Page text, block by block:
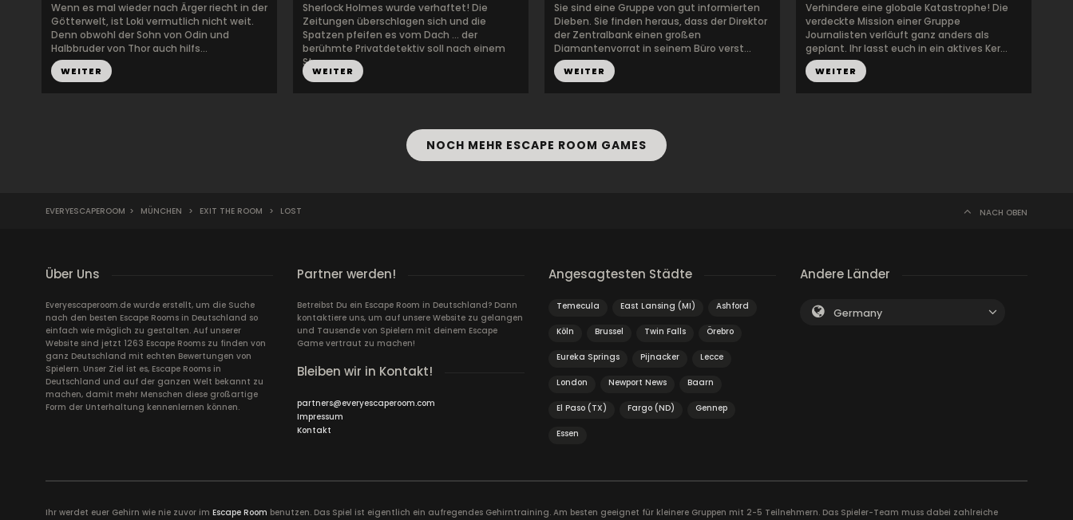
Wenn es mal wieder nach Ärger riecht in der
Götterwelt, ist Loki vermutlich nicht weit.
Denn obwohl der Sohn von Odin und
Halbbruder von Thor auch hilfs...
WEITER
Sherlock Holmes wurde verhaftet! Die
Zeitungen überschlagen sich und die
Spatzen pfeifen es vom Dach … der
berühmte Privatdetektiv soll nach einem
Stre...
WEITER
Sie sind eine Gruppe von gut informierten
Dieben. Sie finden heraus, dass der Direktor
der Zentralbank einen großen
Diamantenvorrat in seinem Büro verst...
WEITER
Verhindere eine globale Katastrophe! Die
verdeckte Mission einer Gruppe
Journalisten verläuft ganz anders als
geplant. Ihr lasst euch in ein aktives Ker...
WEITER
NOCH MEHR ESCAPE ROOM GAMES
EVERYESCAPEROOM > MÜNCHEN > EXIT THE ROOM > LOST NACH OBEN
Über Uns
Everyescaperoom.de wurde erstellt, um die Suche
nach den besten Escape Rooms in Deutschland so
einfach wie möglich zu gestalten. Auf unserer
Website sind jetzt 1263 Escape Rooms zu finden von
ganz Deutschland mit echten Bewertungen von
Spielern. Unser Ziel ist es, Escape Rooms in
Deutschland und auf der ganzen Welt bekannt zu
machen, damit mehr Menschen diese großartige
Form der Unterhaltung kennenlernen können.
Partner werden!
Betreibst Du ein Escape Room in Deutschland? Dann
kontaktiere uns, um auf unsere Website zu gelangen
und Tausende von Spielern mit deinem Escape
Game vertraut zu machen!
Bleiben wir in Kontakt!
partners@everyescaperoom.com
Impressum
Kontakt
Angesagtesten Städte
Temecula East Lansing (MI) Ashford
Köln Brussel Twin Falls Örebro
Eureka Springs Pijnacker Lecce
London Newport News Baarn
El Paso (TX) Fargo (ND) Gennep
Essen
Andere Länder
Germany
Ihr werdet euer Gehirn wie nie zuvor im Escape Room benutzen. Das Spiel ist eigentlich ein aufregendes Gehirntraining. Am besten geeignet für kleinere Gruppen mit 2-5 Teilnehmern. Das Spieler-Team muss dabei zahlreiche